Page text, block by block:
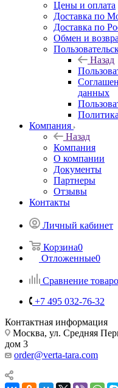
Цены и оплата
Доставка по
Доставка по
Обмен и
Назад
данных
Компания
Назад
Компания
О компании
Документы
Партнеры
Отзывы
Контакты
Личный кабинет
Корзина0
Отложенные0
Сравнение
+7 495 032-76-32
Контактная информация
Москва, ул. Средняя
дом 3
order@verta-tara.com